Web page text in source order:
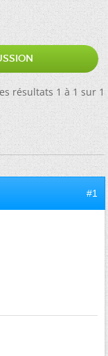
résultats 1 à 1 sur 1
#1